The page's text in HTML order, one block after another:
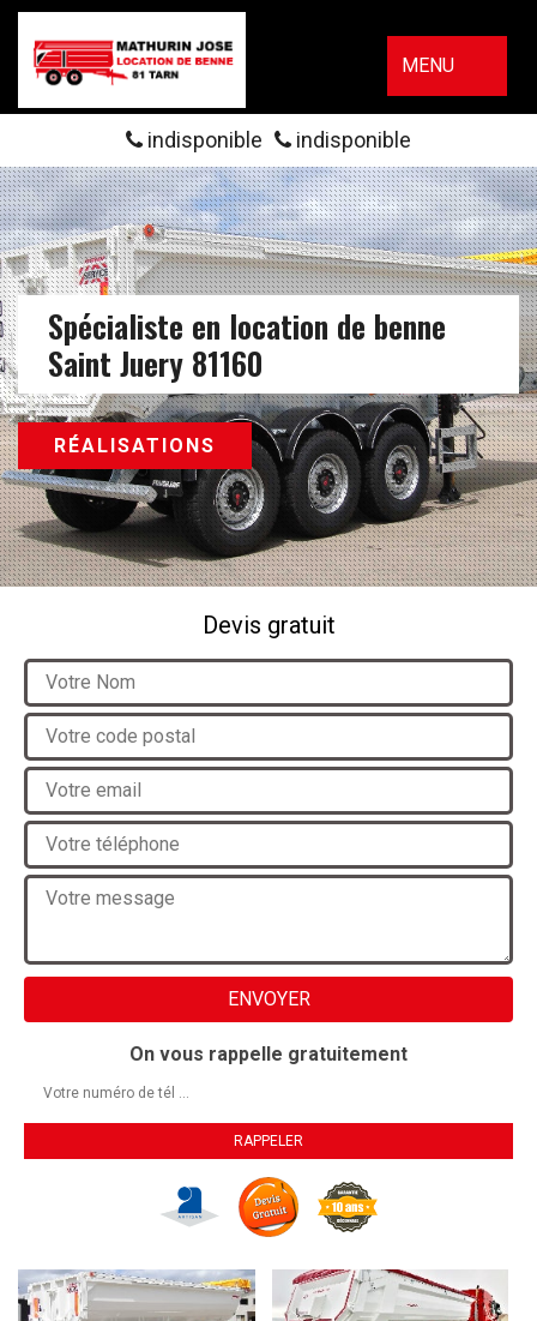
MENU
indisponible indisponible
Spécialiste en location de benne
Saint Juery 81160
RÉALISATIONS
Devis gratuit
On vous rappelle gratuitement